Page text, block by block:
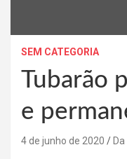
SEM CATEGORIA
Tubarão
e
4 de junho de 2020